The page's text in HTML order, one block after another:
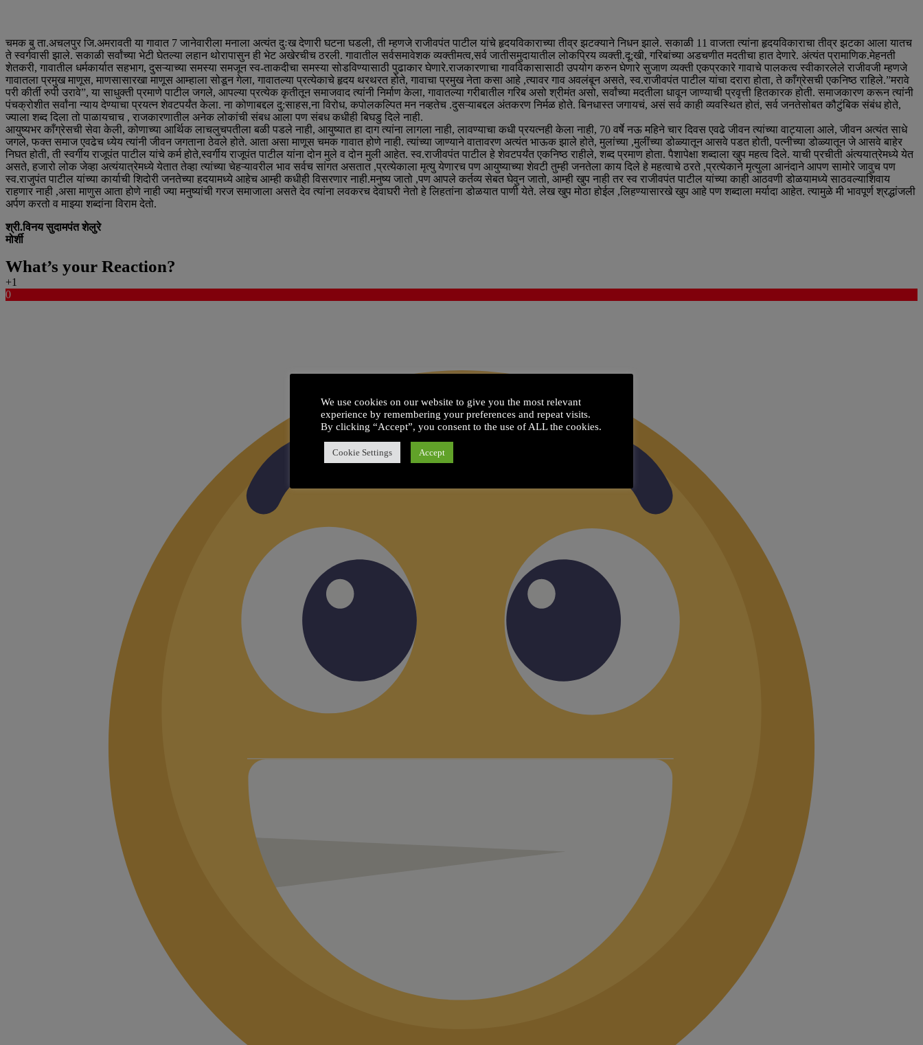
चमक बु ता.अचलपुर जि.अमरावती या गावात 7 जानेवारीला मनाला अत्यंत दुःख देणारी घटना घडली, ती म्हणजे राजीवपंत पाटील यांचे हृदयविकाराच्या तीव्र झटक्याने निधन झाले. सकाळी 11 वाजता त्यांना हृदयविकाराचा तीव्र झटका आला यातच
ते स्वर्गवासी झाले. सकाळी सर्वांच्या भेटी घेतल्या लहान थोरापासुन ही भेट अखेरचीच ठरली. गावातील सर्वसमावेशक व्यक्तीमत्व,सर्व जातीसमुदायातील लोकप्रिय व्यक्ती.दू:खी, गरिबांच्या अडचणीत मदतीचा हात देणारे. अंत्यंत प्रामाणिक.मेहनती
शेतकरी, गावातील धर्मकार्यात सहभाग, दुसऱ्याच्या समस्या समजून स्व-ताकदीचा समस्या सोडविण्यासाठी पुढाकार घेणारे.राजकारणाचा गावविकासासाठी उपयोग करुन घेणारे सुजाण व्यक्ती एकप्रकारे गावाचे पालकत्व स्वीकारलेले राजीवजी म्हणजे
गावातला प्रमुख माणूस, माणसासारखा माणूस आम्हाला सोडून गेला, गावातल्या प्रत्येकाचे हृदय थरथरत होते, गावाचा प्रमुख नेता कसा आहे ,त्यावर गाव अवलंबून असते, स्व.राजीवपंत पाटील यांचा दरारा होता, ते काँग्रेसची एकनिष्ठ राहिले.”मरावे
परी कीर्ती रुपी उरावे”, या साधुक्ती प्रमाणे पाटील जगले, आपल्या प्रत्येक कृतीतून समाजवाद त्यांनी निर्माण केला, गावातल्या गरीबातील गरिब असो श्रीमंत असो, सर्वांच्या मदतीला धावून जाण्याची प्रवृत्ती हितकारक होती. समाजकारण करून त्यांनी
पंचक्रोशीत सर्वांना न्याय देण्याचा प्रयत्न शेवटपर्यंत केला. ना कोणाबद्दल दु:साहस,ना विरोध, कपोलकल्पित मन नव्हतेच .दुसऱ्याबद्दल अंतकरण निर्मळ होते. बिनधास्त जगायचं, असं सर्व काही व्यवस्थित होतं, सर्व जनतेसोबत कौटुंबिक संबंध होते,
ज्याला शब्द दिला तो पाळायचाच , राजकारणातील अनेक लोकांची संबध आला पण संबध कधीही बिघडु दिले नाही.
आयुष्यभर काँग्रेसची सेवा केली, कोणाच्या आर्थिक लाचलुचपतीला बळी पडले नाही, आयुष्यात हा दाग त्यांना लागला नाही, लावण्याचा कधी प्रयत्नही केला नाही, 70 वर्षे नऊ महिने चार दिवस एवढे जीवन त्यांच्या वाट्याला आले, जीवन अत्यंत साधे
जगले, फक्त समाज एवढेच ध्येय त्यांनी जीवन जगताना ठेवले होते. आता असा माणूस चमक गावात होणे नाही. त्यांच्या जाण्याने वातावरण अत्यंत भाऊक झाले होते, मुलांच्या ,मुलींच्या डोळ्यातून आसवे पडत होती, पत्नीच्या डोळ्यातून जे आसवे बाहेर
निघत होती, ती स्वर्गीय राजूपंत पाटील यांचे कर्म होते,स्वर्गीय राजूपंत पाटील यांना दोन मुले व दोन मुली आहेत. स्व.राजीवपंत पाटील हे शेवटपर्यंत एकनिष्ठ राहीले, शब्द प्रमाण होता. पैशापेक्षा शब्दाला खुप महत्व दिले. याची प्रचीती अंत्ययात्रेमध्ये येत
असते, हजारो लोक जेव्हा अत्यंयात्रेमध्ये येतात तेव्हा त्यांच्या चेहऱ्यावरील भाव सर्वच सांगत असतात ,प्रत्येकाला मृत्यु येणारच पण आयुष्याच्या शेवटी तुम्ही जनतेला काय दिले हे महत्वाचे ठरते ,प्रत्येकाने मृत्युला आनंदाने आपण सामोरे जावुच पण
स्व.राजुपंत पाटील यांच्या कार्याची शिदोरी जनतेच्या हदयामध्ये आहेच आम्ही कधीही विसरणार नाही.मनुष्य जातो ,पण आपले कर्तव्य सेबत घेवुन जातो, आम्ही खुप नाही तर स्व राजीवपंत पाटील यांच्या काही आठवणी डोळयामध्ये साठवल्याशिवाय
राहणार नाही ,असा माणुस आता होणे नाही ज्या मनुष्यांची गरज समाजाला असते देव त्यांना लवकरच देवाघरी नेतो हे लिहतांना डोळयात पाणी येते. लेख खुप मोठा होईल ,लिहण्यासारखे खुप आहे पण शब्दाला मर्यादा आहेत. त्यामुळे मी भावपूर्ण श्रद्धांजली
अर्पण करतो व माझ्या शब्दांना विराम देतो.
श्री.विनय सुदामपंत शेलुरे
मोर्शी
What’s your Reaction?
+1
0
We use cookies on our website to give you the most relevant
experience by remembering your preferences and repeat visits.
By clicking “Accept”, you consent to the use of ALL the cookies.
Cookie Settings Accept